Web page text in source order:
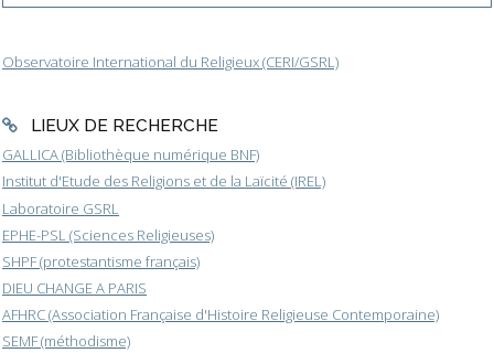
Observatoire International du Religieux (CERI/GSRL)
LIEUX DE RECHERCHE
GALLICA (Bibliothèque numérique BNF)
Institut d'Etude des Religions et de la Laïcité (IREL)
Laboratoire GSRL
EPHE-PSL (Sciences Religieuses)
SHPF (protestantisme français)
DIEU CHANGE A PARIS
AFHRC (Association Française d'Histoire Religieuse Contemporaine)
SEMF (méthodisme)